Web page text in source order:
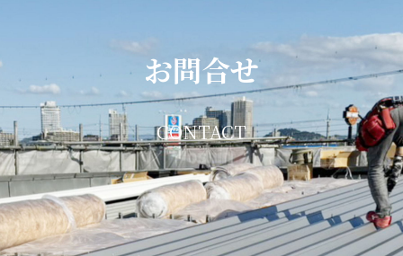
お問合せ
CONTACT